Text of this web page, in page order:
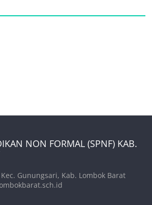
NON FORMAL (SPNF) KAB.
Gunungsari, Kab. Lombok Barat